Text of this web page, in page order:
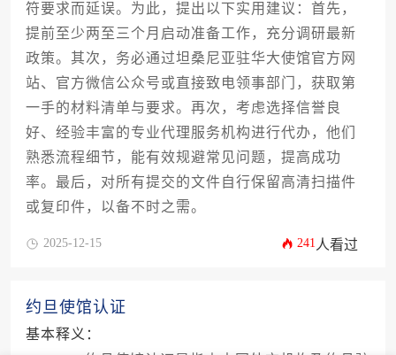
符要求而延误。为此，提出以下实用建议：首先，
提前至少两至三个月启动准备工作，充分调研最新
政策。其次，务必通过坦桑尼亚驻华大使馆官方网
站、官方微信公众号或直接致电领事部门，获取第
一手的材料清单与要求。再次，考虑选择信誉良
好、经验丰富的专业代理服务机构进行代办，他们
熟悉流程细节，能有效规避常见问题，提高成功
率。最后，对所有提交的文件自行保留高清扫描件
或复印件，以备不时之需。
2025-12-15 241 人看过
约旦使馆认证
基本释义：